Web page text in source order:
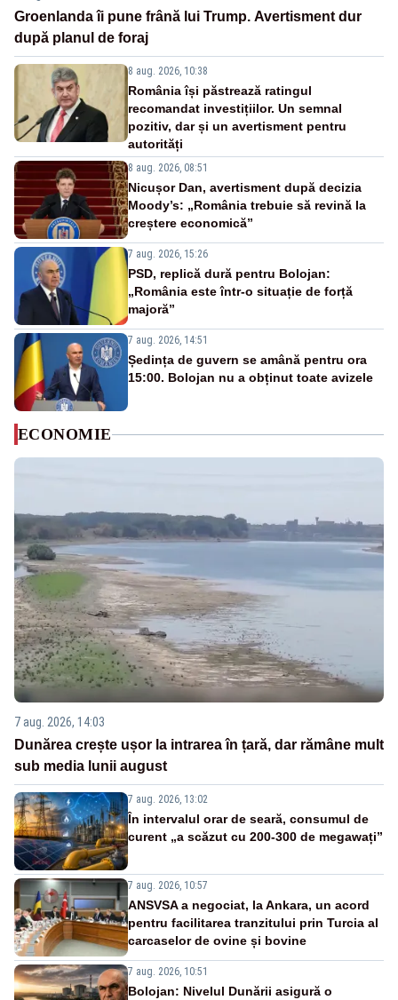
Groenlanda îi pune frână lui Trump. Avertisment dur
după planul de foraj
8 aug. 2026, 10:38
România își păstrează ratingul
recomandat investițiilor. Un semnal
pozitiv, dar și un avertisment pentru
autorități
8 aug. 2026, 08:51
Nicușor Dan, avertisment după decizia
Moody’s: „România trebuie să revină la
creștere economică”
7 aug. 2026, 15:26
PSD, replică dură pentru Bolojan:
„România este într-o situație de forță
majoră”
7 aug. 2026, 14:51
Ședința de guvern se amână pentru ora
15:00. Bolojan nu a obținut toate avizele
ECONOMIE
7 aug. 2026, 14:03
Dunărea crește ușor la intrarea în țară, dar rămâne mult
sub media lunii august
7 aug. 2026, 13:02
În intervalul orar de seară, consumul de
curent „a scăzut cu 200-300 de megawați”
7 aug. 2026, 10:57
ANSVSA a negociat, la Ankara, un acord
pentru facilitarea tranzitului prin Turcia al
carcaselor de ovine și bovine
7 aug. 2026, 10:51
Bolojan: Nivelul Dunării asigură o